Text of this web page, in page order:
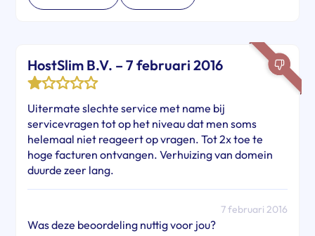
HostSlim B.V. – 7 februari 2016
Uitermate slechte service met name bij
servicevragen tot op het niveau dat men soms
helemaal niet reageert op vragen. Tot 2x toe te
hoge facturen ontvangen. Verhuizing van domein
duurde zeer lang.
7 februari 2016
Was deze beoordeling nuttig voor jou?